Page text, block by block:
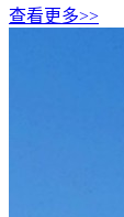
查看更多>>